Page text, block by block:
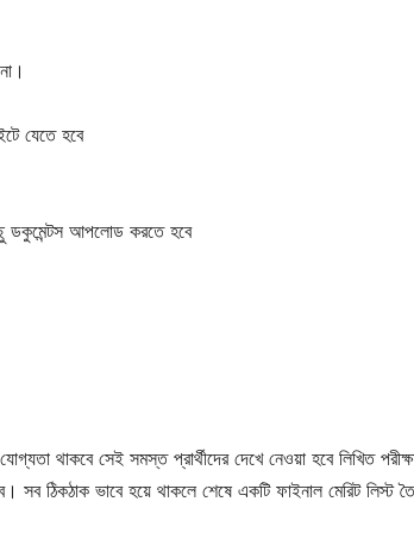
যেতে হবে
ডকুমেন্টস আপলোড করতে হবে
থাকবে সেই সমস্ত প্রার্থীদের দেখে নেওয়া হবে লিখিত
ঠিকঠাক ভাবে হয়ে থাকলে শেষে একটি ফাইনাল মেরিট লিস্ট